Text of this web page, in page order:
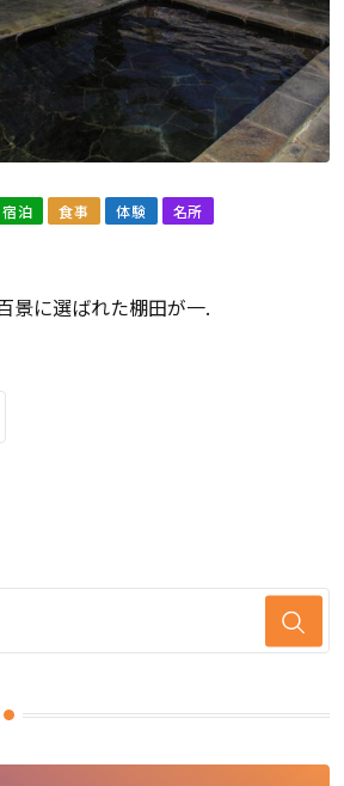
泊 食事 体験 名所
景に選ばれた棚田が一.